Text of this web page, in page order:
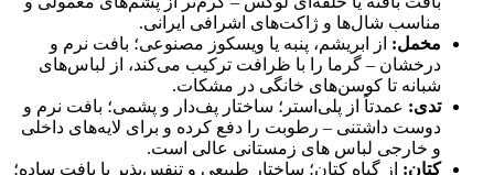
مناسب شال‌ها و ژاکت‌های اشرافی ایرانی.
مخمل: از ابریشم، پنبه یا ویسکوز مصنوعی؛ بافت نرم و
درخشان – گرما را با ظرافت ترکیب می‌کند، از لباس‌های
شبانه تا کوسن‌های خانگی در مشکات.
تدی: عمدتاً از پلی‌استر؛ ساختار پف‌دار و پشمی؛ بافت نرم و
دوست داشتنی – رطوبت را دفع کرده و برای لایه‌های داخلی
و خارجی لباس های زمستانی عالی است.
کتان: از گیاه کتان؛ ساختار طبیعی و تنفس‌پذیر با بافت ساده؛